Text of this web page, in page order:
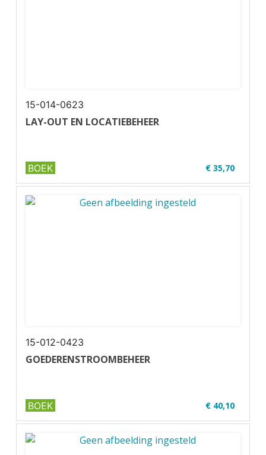
15-014-0623
LAY-OUT EN LOCATIEBEHEER
€ 35,70
✔ Niveau MBO 1-2
✔ Full colour
BOEK
15-012-0423
GOEDERENSTROOMBEHEER
€ 40,10
✔ Niveau MBO 1-2
✔ Full colour
BOEK